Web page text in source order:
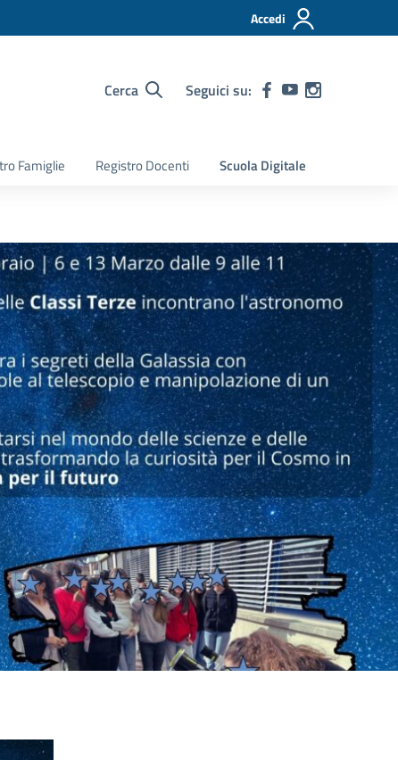
Accedi
Cerca Seguici su:
Famiglie Registro Docenti Scuola Digitale